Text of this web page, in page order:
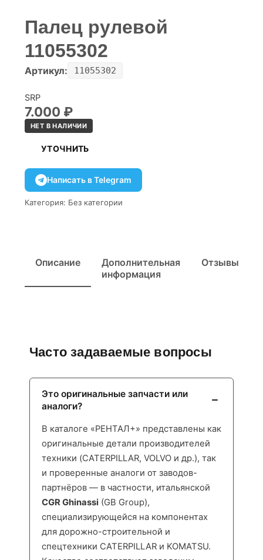
Палец рулевой
11055302
Артикул: 11055302
SRP
7.000 ₽
НЕТ В НАЛИЧИИ
УТОЧНИТЬ
Написать в Telegram
Категория: Без категории
Описание
Дополнительная
информация
Отзывы
Часто задаваемые вопросы
Это оригинальные запчасти или
аналоги?
В каталоге «РЕНТАЛ+» представлены как
оригинальные детали производителей
техники (CATERPILLAR, VOLVO и др.), так
и проверенные аналоги от заводов-
партнёров — в частности, итальянской
CGR Ghinassi (GB Group),
специализирующейся на компонентах
для дорожно-строительной и
спецтехники CATERPILLAR и KOMATSU.